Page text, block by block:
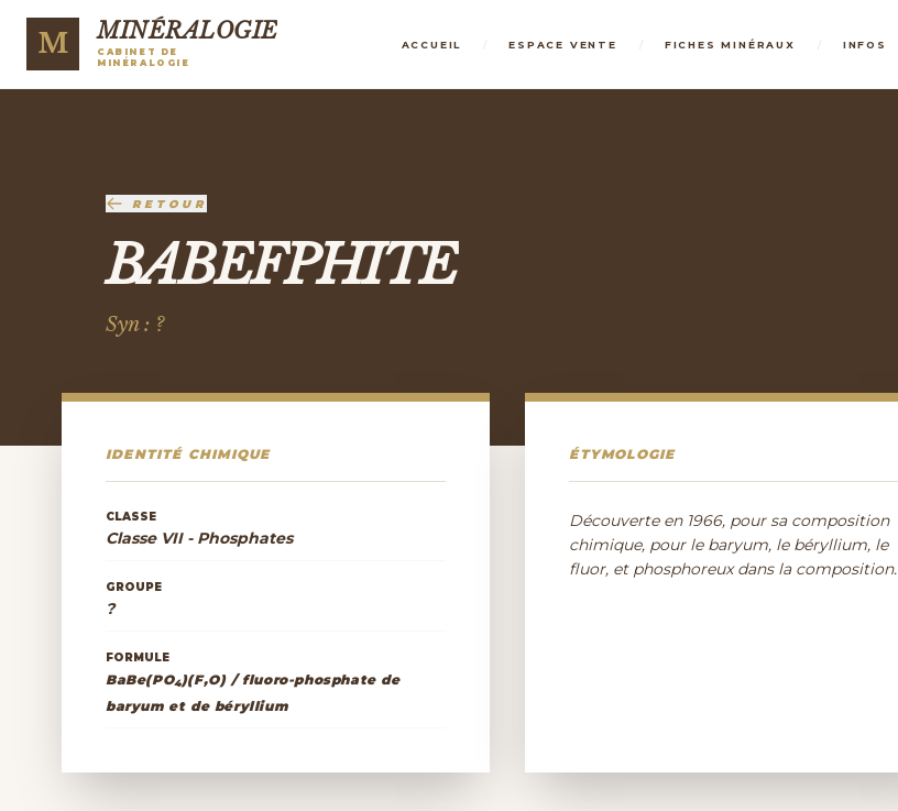
M MINÉRALOGIE
CABINET DE
MINÉRALOGIE
ACCUEIL / ESPACE VENTE / FICHES MINÉRAUX / INFOS
RETOUR
BABEFPHITE
Syn : ?
IDENTITÉ CHIMIQUE
CLASSE
Classe VII - Phosphates
GROUPE
?
FORMULE
BaBe(PO4)(F,O) / fluoro-phosphate de
baryum et de béryllium
ÉTYMOLOGIE
Découverte en 1966, pour sa composition
chimique, pour le baryum, le béryllium, le
fluor, et phosphoreux dans la composition.